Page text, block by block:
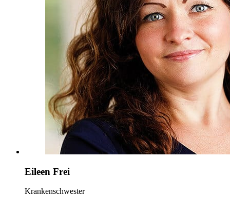
Eileen Frei
Krankenschwester